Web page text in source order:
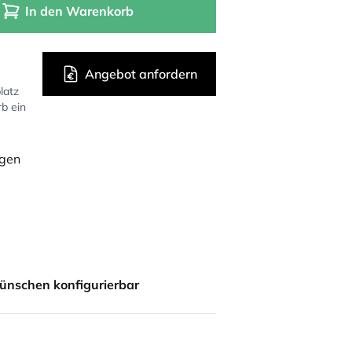
In den Warenkorb
ein
Angebot anfordern
konfigurierbar